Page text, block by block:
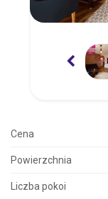
Cena
Powierzchnia
Liczba pokoi